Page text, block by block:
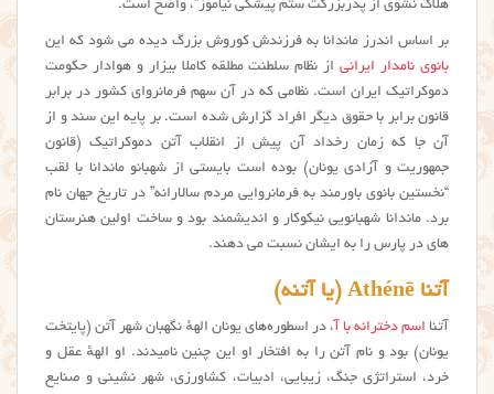
هلاک نشوی از پدربزرگت ستم پیشگی نیاموز”، واضح است.
بر اساس اندرز ماندانا به فرزندش کوروش بزرگ دیده می شود که این
بانوی نامدار ایرانیاز نظام سلطنت مطلقه کاملا بیزار و هوادار حکومت
دموکراتیک ایران است. نظامی که در آن سهم فرمانروای کشور در برابر
قانون برابر با حقوق دیگر افراد گزارش شده است. بر پایه این سند و از
آن جا که زمان رخداد آن پیش از انقلاب آتن دموکراتیک (قانون
جمهوریت و آزادی یونان) بوده است بایستی از شهبانو ماندانا با لقب
“نخستین بانوی باورمند به فرمانروایی مردم سالارانه” در تاریخ جهان نام
برد. ماندانا شهبانویی نیکوکار و اندیشمند بود و ساخت اولین هنرستان
های در پارس را به ایشان نسبت می دهند.
آتنا Athénē (یا آتنه)
آتنا اسم دخترانه با آ، در اسطوره‌های یونان الههٔ نگهبان شهر آتن (پایتخت
یونان) بود و نام آتن را به افتخار او این چنین نامیدند. او الههٔ عقل و
خرد، استراتژی جنگ، زیبایی، ادبیات، کشاورزی، شهر نشینی و صنایع